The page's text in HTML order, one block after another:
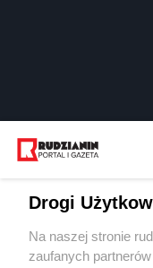
Wydawca mediów
Drogi
Na naszej stronie
zaufanych